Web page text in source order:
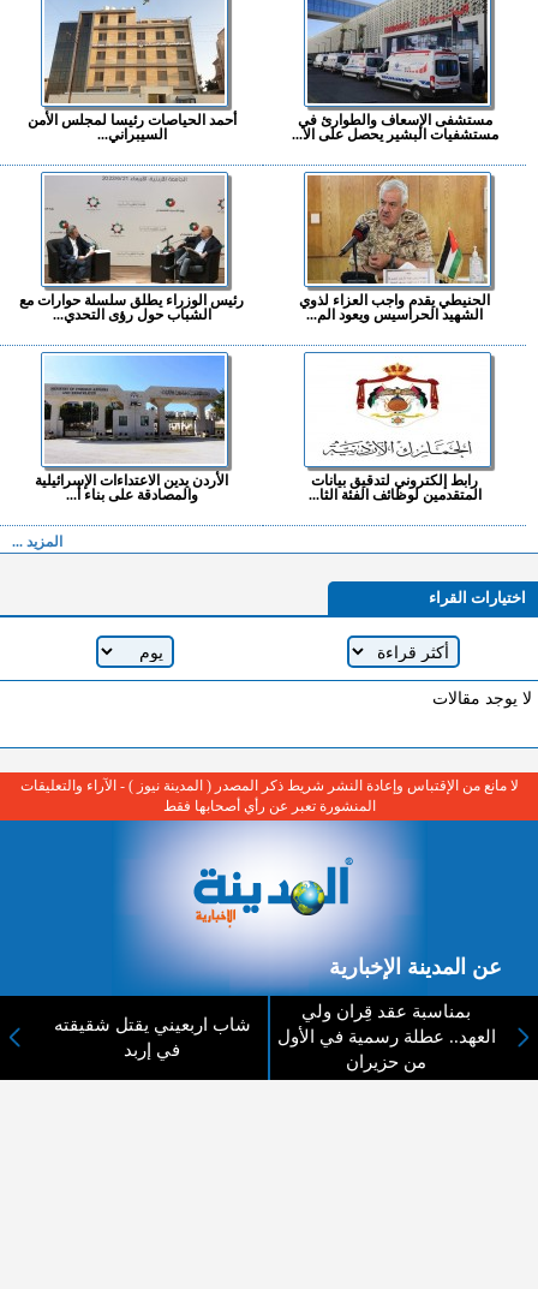
مستشفى الإسعاف والطوارئ في
مستشفيات البشير يحصل على الا...
أحمد الحياصات رئيسا لمجلس الأمن
السيبراني...
الحنيطي يقدم واجب العزاء لذوي
الشهيد الحراسيس ويعود الم...
رئيس الوزراء يطلق سلسلة حوارات مع
الشباب حول رؤى التحدي...
رابط إلكتروني لتدقيق بيانات
المتقدمين لوظائف الفئة الثا...
الأردن يدين الاعتداءات الإسرائيلية
والمصادقة على بناء أ...
المزيد ...
اختيارات القراء
لا يوجد مقالات
بمناسبة عقد قِران ولي
العهد.. عطلة رسمية في الأول
من حزيران
شاب اربعيني يقتل شقيقته
في إربد
لا مانع من الإقتباس وإعادة النشر شريط ذكر المصدر ( المدينة نيوز ) - الآراء والتعليقات
المنشورة تعبر عن رأي أصحابها فقط
عن المدينة الإخبارية
المدينة الإخبارية صحيفة الكترونية شاملة تابعة لشركة قنوات البث
الاردنية تنقل الاخبار المحلية الأردنية وأخبار فلسطين وأبرز الأخبار
العربية والدولية لحظة حدوثها بمهنية رفيعة ليكون العالم بما يجري
فيه وحوله بين يديكم بالكلمة والصورة من مصادرها الحقيقية.